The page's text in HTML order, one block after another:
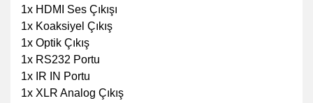
1x HDMI Ses Çıkışı
1x Koaksiyel Çıkış
1x Optik Çıkış
1x RS232 Portu
1x IR IN Portu
1x XLR Analog Çıkış